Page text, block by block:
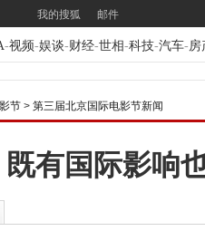
我的搜狐 邮件
-视频-娱谈-财经-世相-科技-汽车-房
节 > 第三届北京国际电影节新闻
有国际影响